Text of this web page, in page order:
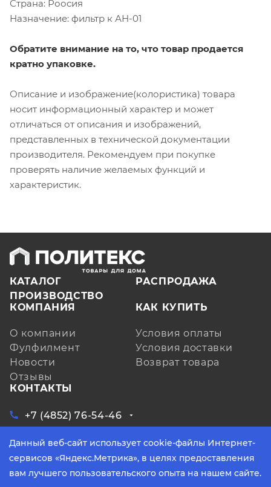
Страна: Роосия
Назначение: фильтр к АН-01
Обратите внимание на то, что товар продается
кратно упаковке.
Описание и изображение(колористика) товара
носит информационный характер и может
отличаться от описания и изображений,
представленных в технической документации
производителя. Рекомендуем при покупке
проверять наличие желаемых функций и
характеристик.
КАТАЛОГ
РАСПРОДАЖА
ПРОИЗВОДСТВО
КОМПАНИЯ
О компании
Фулфилмент
Новости
Отзывы
КАК КУПИТЬ
Условия оплаты
Условия доставки
Возврат товара
КОНТАКТЫ
+7 (4852) 76-54-46
Ярославская обл, д. Кузнечиха, ул.
Индустриальная, д. 6, лит. А, оф. 3
пн - пт, с 9:00 до 17:30 (по МСК)
Данный веб-сайт использует cookie-файлы Интернет-
сервисов «Яндекс.Метрика», в целях предоставления
вам лучшего пользовательского опыта на нашем сайте.